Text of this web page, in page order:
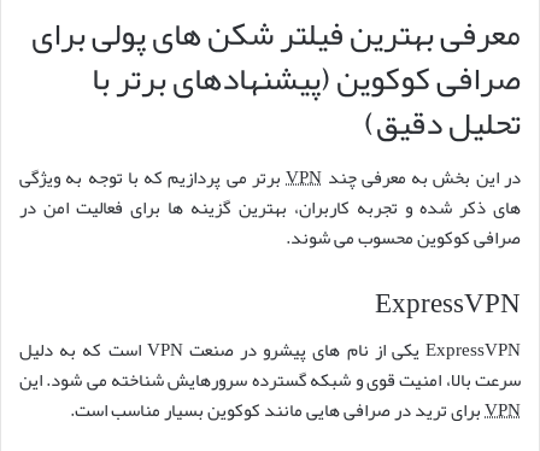
معرفی بهترین فیلتر شکن های پولی برای
صرافی کوکوین (پیشنهادهای برتر با
تحلیل دقیق)
در این بخش به معرفی چند VPNبرتر می پردازیم که با توجه به ویژگی
های ذکر شده و تجربه کاربران، بهترین گزینه ها برای فعالیت امن در
صرافی کوکوین محسوب می شوند.
ExpressVPN
ExpressVPN یکی از نام های پیشرو در صنعت VPN است که به دلیل
سرعت بالا، امنیت قوی و شبکه گسترده سرورهایش شناخته می شود. این
VPNبرای ترید در صرافی هایی مانند کوکوین بسیار مناسب است.